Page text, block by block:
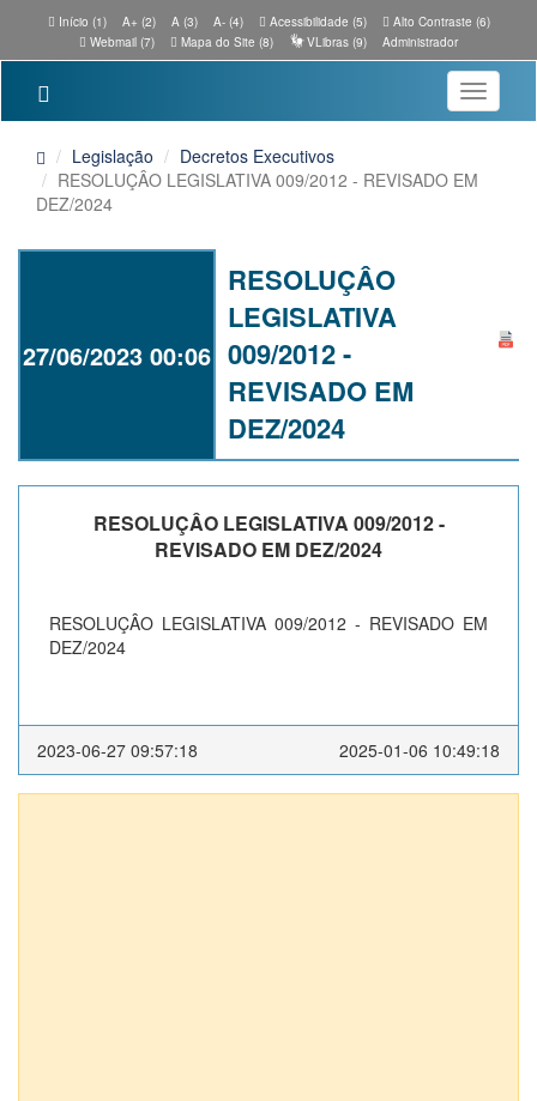
Início (1) A+ (2) A (3) A- (4) Acessibilidade (5)
Alto Contraste (6)
Webmail (7)
Mapa do Site (8) VLibras (9) Administrador
Toggle
Legislação
Decretos Executivos
RESOLUÇÂO LEGISLATIVA 009/2012 - REVISADO EM
DEZ/2024
27/06/2023 00:06
RESOLUÇÂO
LEGISLATIVA
009/2012 -
REVISADO EM
DEZ/2024
RESOLUÇÂO LEGISLATIVA 009/2012 -
REVISADO EM DEZ/2024
RESOLUÇÂO LEGISLATIVA 009/2012 - REVISADO EM
DEZ/2024
2023-06-27 09:57:18 2025-01-06 10:49:18